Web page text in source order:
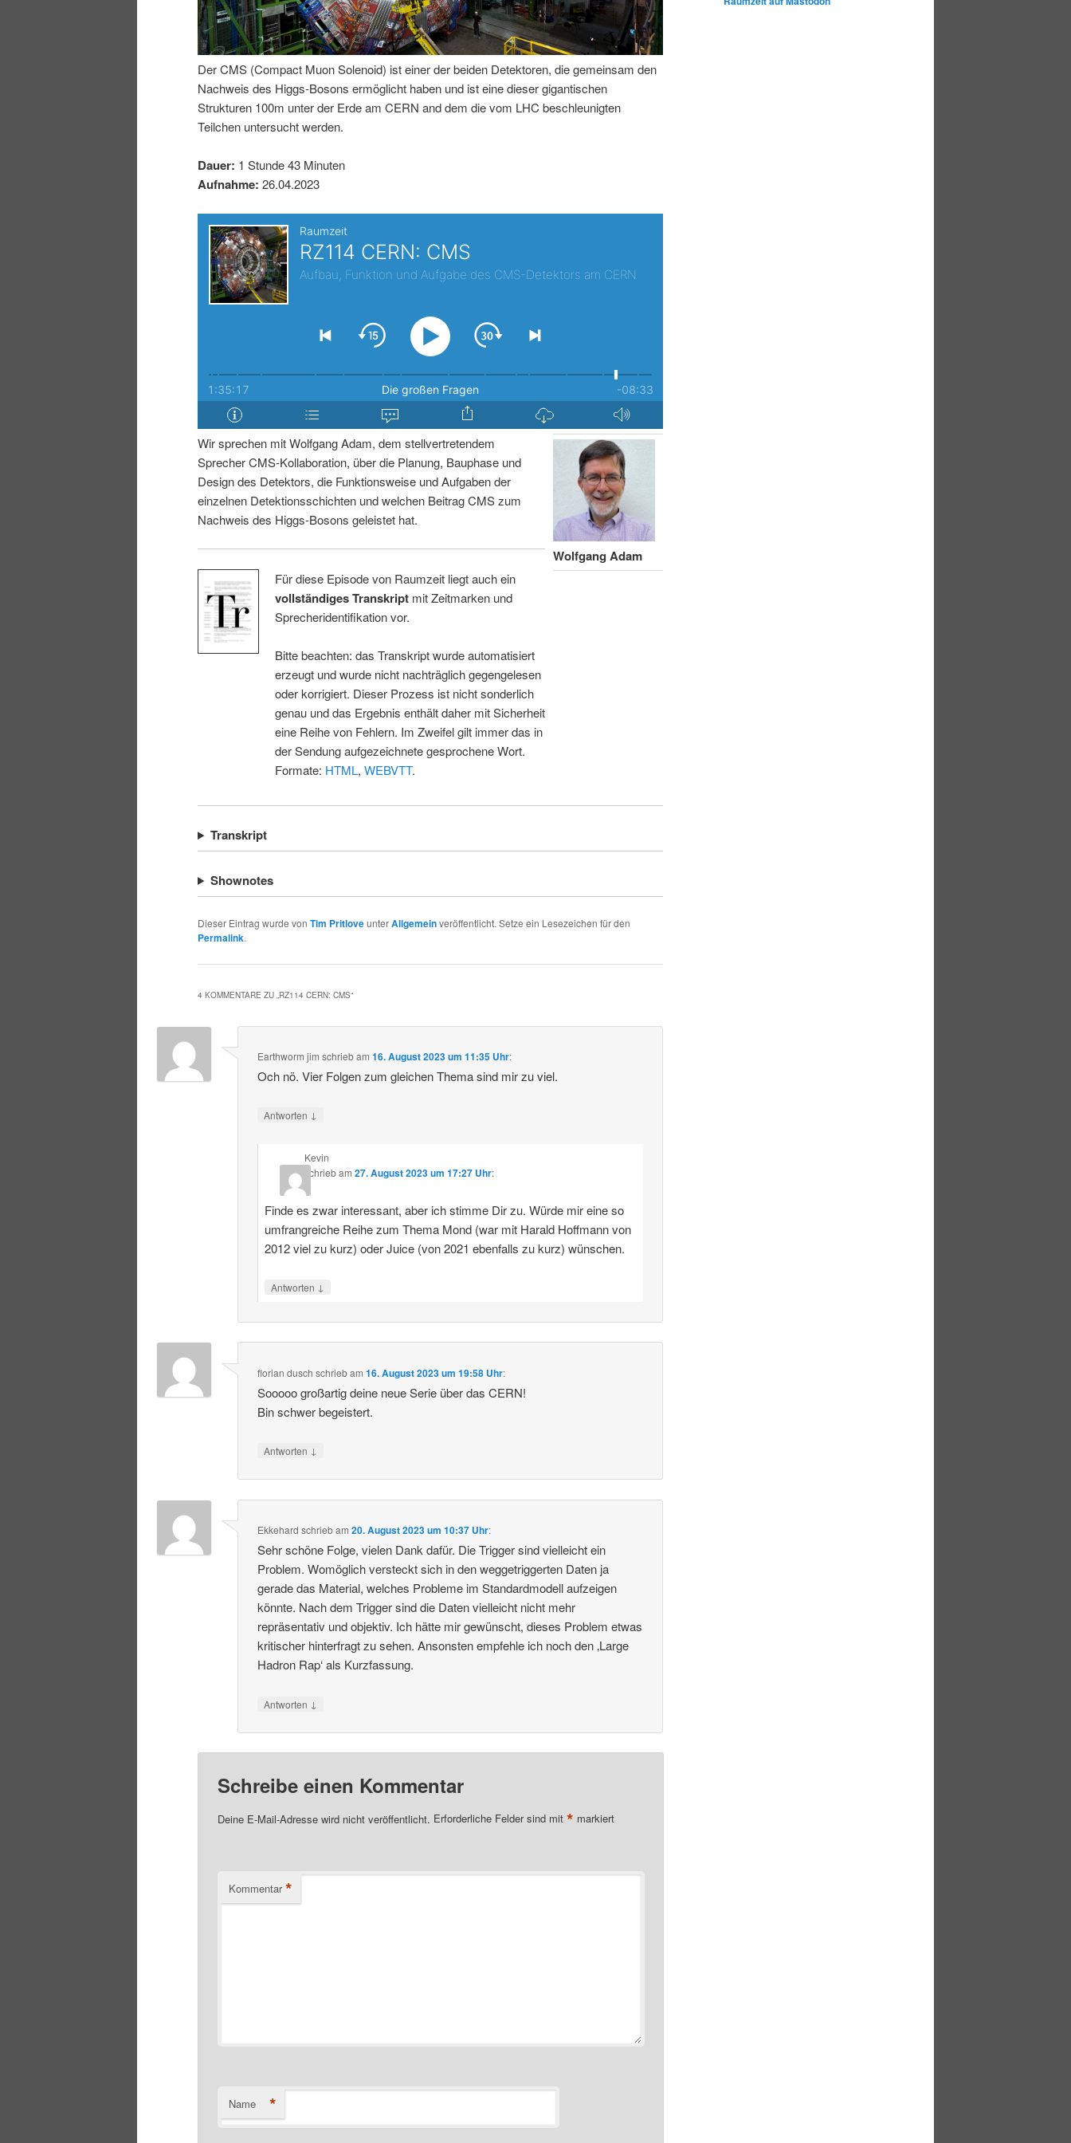
I
l
t
s
p
i
g
e
n
e
h
a
l
t
p
i
n
g
e
n
Der CMS (Compact Muon Solenoid) ist einer der beiden Detektoren, die gemeinsam den
Nachweis des Higgs-Bosons ermöglicht haben und ist eine dieser gigantischen
Strukturen 100m unter der Erde am CERN and dem die vom LHC beschleunigten
Teilchen untersucht werden.
Dauer: 1 Stunde 43 Minuten
Aufnahme: 26.04.2023
Wolfgang Adam
Wir sprechen mit Wolfgang Adam, dem stellvertretendem
Sprecher CMS-Kollaboration, über die Planung, Bauphase und
Design des Detektors, die Funktionsweise und Aufgaben der
einzelnen Detektionsschichten und welchen Beitrag CMS zum
Nachweis des Higgs-Bosons geleistet hat.
Für diese Episode von Raumzeit liegt auch ein
vollständiges Transkriptmit Zeitmarken und
Sprecheridentifikation vor.
Bitte beachten: das Transkript wurde automatisiert
erzeugt und wurde nicht nachträglich gegengelesen
oder korrigiert. Dieser Prozess ist nicht sonderlich
genau und das Ergebnis enthält daher mit Sicherheit
eine Reihe von Fehlern. Im Zweifel gilt immer das in
der Sendung aufgezeichnete gesprochene Wort.
Formate: HTML, WEBVTT.
Transkript
Shownotes
Dieser Eintrag wurde von Tim PritloveunterAllgemeinveröffentlicht. Setze ein Lesezeichen für den
Permalink.
4 KOMMENTARE ZU „ RZ114 CERN: CMS“
Earthworm jim schriebam16. August 2023 um 11:35 Uhr:
Och nö. Vier Folgen zum gleichen Thema sind mir zu viel.
Antworten ↓
Kevin
schriebam 27. August 2023 um 17:27 Uhr:
Finde es zwar interessant, aber ich stimme Dir zu. Würde mir eine so
umfrangreiche Reihe zum Thema Mond (war mit Harald Hoffmann von
2012 viel zu kurz) oder Juice (von 2021 ebenfalls zu kurz) wünschen.
Antworten ↓
florian dusch schriebam16. August 2023 um 19:58 Uhr:
Sooooo großartig deine neue Serie über das CERN!
Bin schwer begeistert.
Antworten ↓
Ekkehard schriebam20. August 2023 um 10:37 Uhr:
Sehr schöne Folge, vielen Dank dafür. Die Trigger sind vielleicht ein
Problem. Womöglich versteckt sich in den weggetriggerten Daten ja
gerade das Material, welches Probleme im Standardmodell aufzeigen
könnte. Nach dem Trigger sind die Daten vielleicht nicht mehr
repräsentativ und objektiv. Ich hätte mir gewünscht, dieses Problem etwas
kritischer hinterfragt zu sehen. Ansonsten empfehle ich noch den ‚Large
Hadron Rap‘ als Kurzfassung.
Antworten ↓
Schreibe einen Kommentar
Deine E-Mail-Adresse wird nicht veröffentlicht. Erforderliche Felder sind mit* markiert
Kommentar *
Name *